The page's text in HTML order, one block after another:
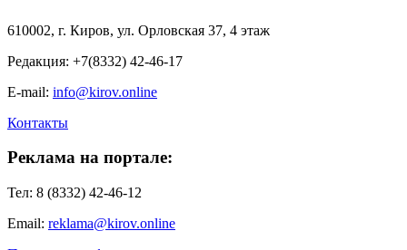
610002, г. Киров, ул. Орловская 37, 4 этаж
Редакция: +7(8332) 42-46-17
E-mail: info@kirov.online
Контакты
Реклама на портале:
Тел: 8 (8332) 42-46-12
Email: reklama@kirov.online